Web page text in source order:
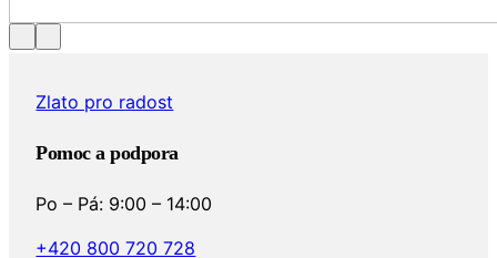
Zlato pro radost
Pomoc a podpora
Po – Pá: 9:00 – 14:00
+420 800 720 728